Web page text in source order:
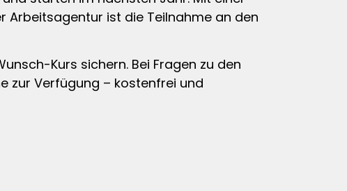
ist die Teilnahme an den
Kurs sichern. Bei Fragen zu den
zur Verfügung – kostenfrei und